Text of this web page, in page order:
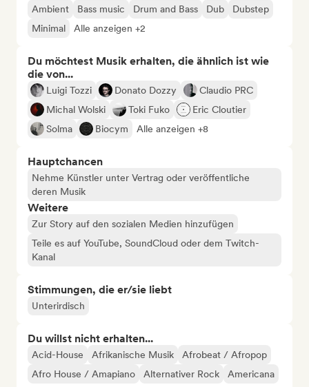
Ambient Bass music Drum and Bass Dub
Dubstep
Minimal
Alle anzeigen +2
Du möchtest Musik erhalten, die ähnlich ist wie
die von...
Luigi Tozzi Donato Dozzy
Claudio PRC
Michal Wolski
Toki Fuko
Eric Cloutier
Solma
Biocym Alle anzeigen +8
Hauptchancen
Nehme Künstler unter Vertrag oder veröffentliche
deren Musik
Weitere
Zur Story auf den sozialen Medien hinzufügen
Teile es auf YouTube, SoundCloud oder dem Twitch-
Kanal
Stimmungen, die er/sie liebt
Unterirdisch
Du willst nicht erhalten...
Acid-House Afrikanische Musik
Afrobeat / Afropop
Afro House / Amapiano
Alternativer Rock
Americana